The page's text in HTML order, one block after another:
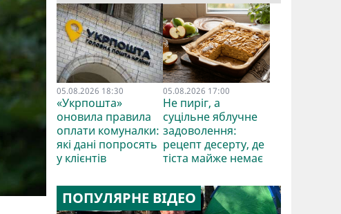
05.08.2026 18:30
«Укрпошта»
оновила правила
оплати комуналки:
які дані попросять
у клієнтів
05.08.2026 17:00
Не пиріг, а
суцільне яблучне
задоволення:
рецепт десерту, де
тіста майже немає
ПОПУЛЯРНЕ ВІДЕО